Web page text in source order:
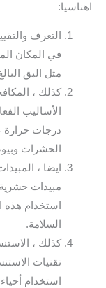
اهناسيا:
التعرف
في المكان
مثل البق
كذلك ،
الأساليب
درجات حرارة
الحشرات
ايضا ،
مبيدات
استخدام هذه
السلامة.
كذلك ،
تقنيات
استخدام